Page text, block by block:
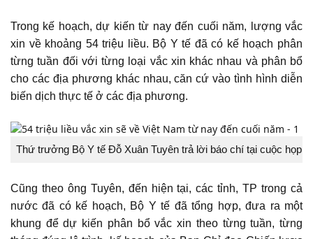
Trong kế hoạch, dự kiến từ nay đến cuối năm, lượng vắc
xin về khoảng 54 triệu liều. Bộ Y tế đã có kế hoạch phân
từng tuần đối với từng loại vắc xin khác nhau và phân bổ
cho các địa phương khác nhau, căn cứ vào tình hình diễn
biến dịch thực tế ở các địa phương.
Thứ trưởng Bộ Y tế Đỗ Xuân Tuyên trả lời báo chí tại cuộc họp.
Cũng theo ông Tuyên, đến hiện tại, các tỉnh, TP trong cả
nước đã có kế hoạch, Bộ Y tế đã tổng hợp, đưa ra một
khung để dự kiến phân bổ vắc xin theo từng tuần, từng